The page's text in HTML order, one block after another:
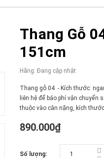
Thang Gỗ
151cm
Hãng: Đang cập nhật
Thang gỗ 04 - Kích thước:
liên hệ để báo phí vận chuyển
thuộc vào cân nặng, kích
890.000₫
Số lượng: